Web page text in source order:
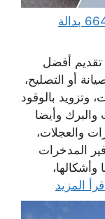
ونش كرين سطحة ام الهيمان 66400336 بدالة
تقديم أفضل
أو التصليح،
وتزويد بالوقود
وأيضا
والعجلات،
المدخرات
وأشكالها،
اقرأ المزيد